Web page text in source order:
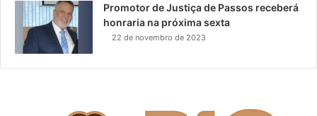
Promotor de Justiça de Passos receberá
honraria na próxima sexta
22 de novembro de 2023